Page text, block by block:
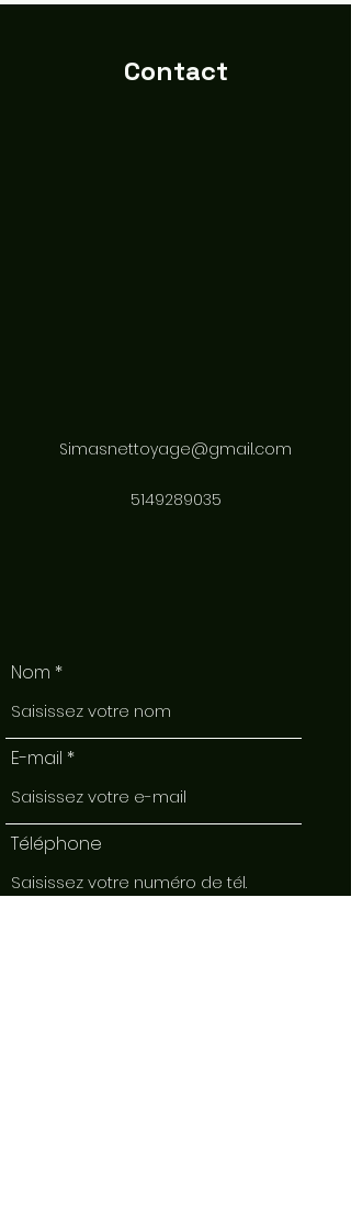
Contact
Simasnettoyage@gmail.com
5149289035
Nom
E-mail
Téléphone